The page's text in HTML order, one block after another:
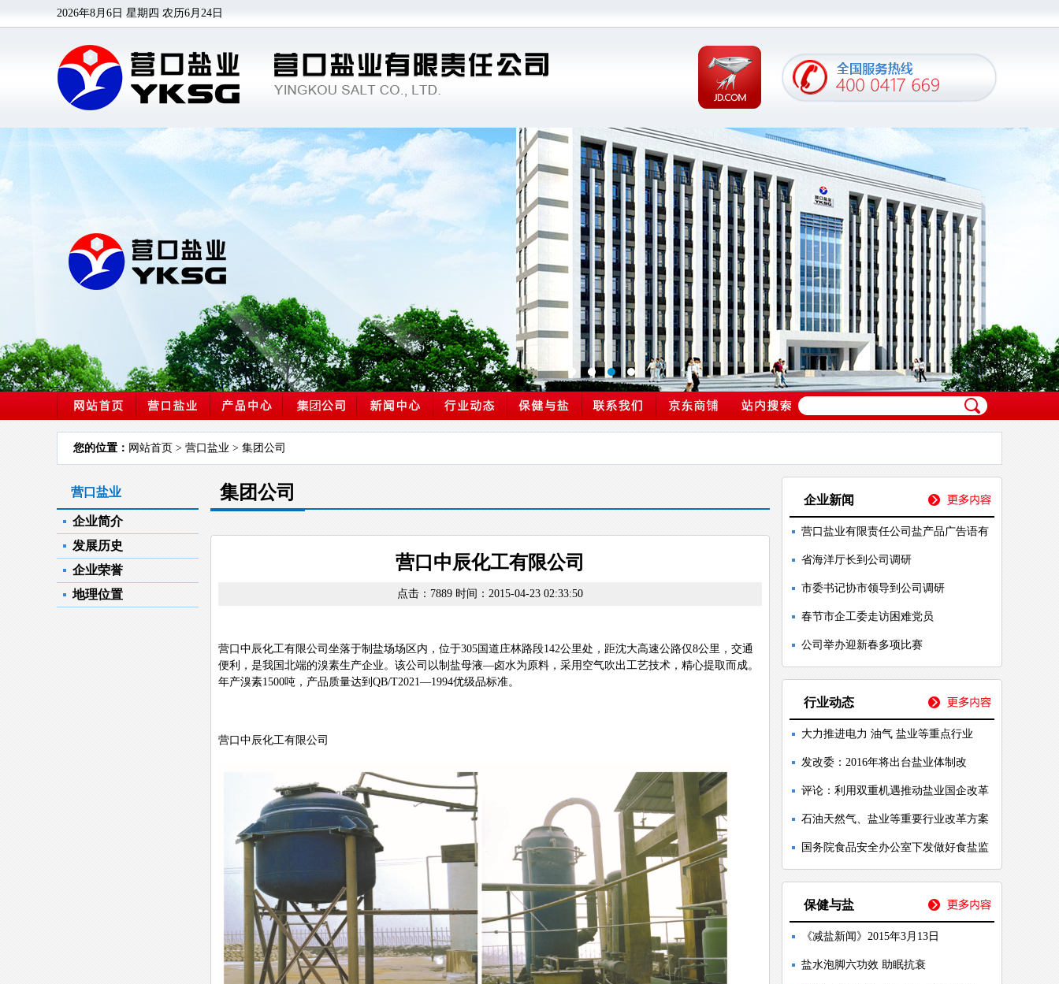
2026年8月6日 星期四 农历6月24日
您的位置： 网站首页 > 营口盐业 > 集团公司
营口盐业
企业简介
发展历史
企业荣誉
地理位置
集团公司
营口中辰化工有限公司
点击：7889 时间：2015-04-23 02:33:50
营口中辰化工有限公司坐落于制盐场场区内，位于305国道庄林路段142公里处，距沈大高速公路仅8公里，交通
便利，是我国北端的溴素生产企业。该公司以制盐母液—卤水为原料，采用空气吹出工艺技术，精心提取而成。
年产溴素1500吨，产品质量达到 QB/T2021—1994优级品标准。
营口中辰化工有限公司
企业新闻
营口盐业有限责任公司盐产品广告语有
省海洋厅长到公司调研
市委书记协市领导到公司调研
春节市企工委走访困难党员
公司举办迎新春多项比赛
行业动态
大力推进电力 油气 盐业等重点行业
发改委：2016年将出台盐业体制改
评论：利用双重机遇推动盐业国企改革
石油天然气、盐业等重要行业改革方案
国务院食品安全办公室下发做好食盐监
保健与盐
《减盐新闻》2015年3月13日
盐水泡脚六功效 助眠抗衰